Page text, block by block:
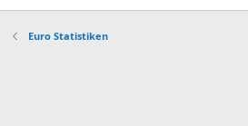
Euro Statistiken